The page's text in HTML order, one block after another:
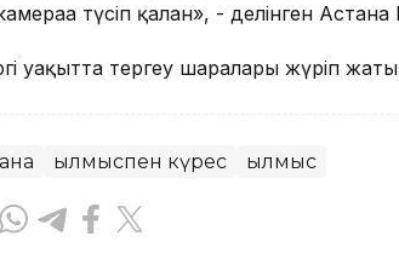
түсіп қалған», - делінген
уақытта тергеу шаралары жүріп
Қылмыспен күрес Қылмыс